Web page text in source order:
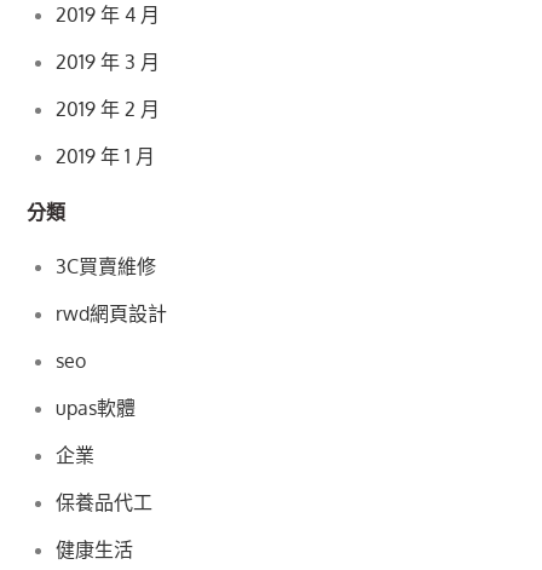
2019 年 4 月
2019 年 3 月
2019 年 2 月
2019 年 1 月
分類
3C買賣維修
rwd網頁設計
seo
upas軟體
企業
保養品代工
健康生活